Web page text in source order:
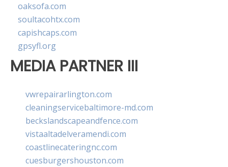
oaksofa.com
soultacohtx.com
capishcaps.com
gpsyfl.org
MEDIA PARTNER III
vwrepairarlington.com
cleaningservicebaltimore-md.com
beckslandscapeandfence.com
vistaaltadelveramendi.com
coastlinecateringnc.com
cuesburgershouston.com